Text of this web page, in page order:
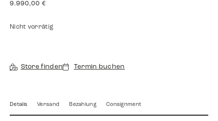
9.990,00 €
Nicht vorrätig
Store finden Termin buchen
Details Versand Bezahlung Consignment